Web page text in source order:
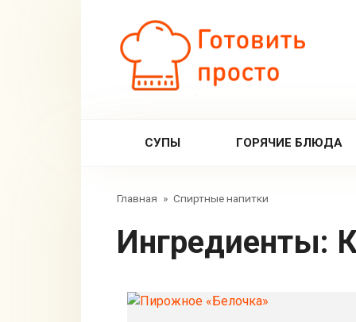
СУПЫ ГОРЯЧИЕ БЛЮДА
Главная » Спиртные напитки
Ингредиенты: